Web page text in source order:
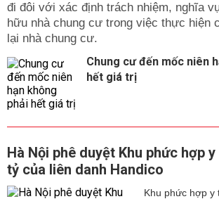
đi đôi với xác định trách nhiệm, nghĩa
hữu nhà chung cư trong việc thực hiện
lại nhà chung cư.
Chung cư đến mốc niên
hết giá trị
Hà Nội phê duyệt Khu phức hợp
tỷ của liên danh Handico
Khu phức hợp y